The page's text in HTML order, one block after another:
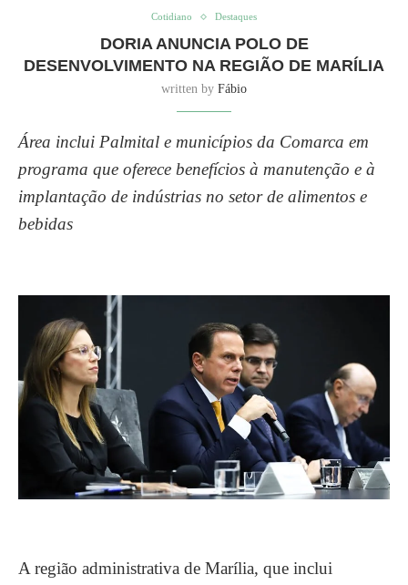
Cotidiano Destaques
DORIA ANUNCIA POLO DE
DESENVOLVIMENTO NA REGIÃO DE MARÍLIA
written by Fábio
Área inclui Palmital e municípios da Comarca em
programa que oferece benefícios à manutenção e à
implantação de indústrias no setor de alimentos e
bebidas
A região administrativa de Marília, que inclui